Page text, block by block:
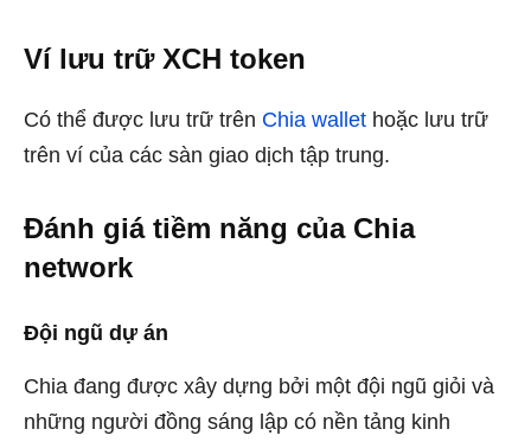
Ví lưu trữ XCH token
Có thể được lưu trữ trên Chia wallet hoặc lưu trữ
trên ví của các sàn giao dịch tập trung.
Đánh giá tiềm năng của Chia
network
Đội ngũ dự án
Chia đang được xây dựng bởi một đội ngũ giỏi và
những người đồng sáng lập có nền tảng kinh